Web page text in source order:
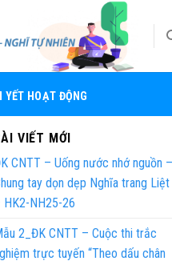
YẾT HOẠT ĐỘNG
VIẾT MỚI
CNTT – Uống nước nhớ nguồn –
tay dọn dẹp Nghĩa trang
HK2-NH25-26
2_ĐK CNTT – Cuộc thi trắc
trực tuyến “Theo dấu chân